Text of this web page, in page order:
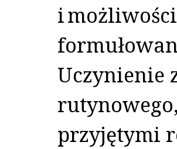
i
Uczynienie
przyjętymi